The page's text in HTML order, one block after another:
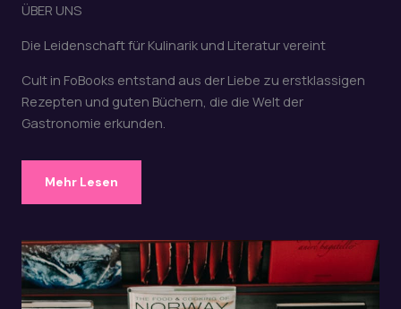
ÜBER UNS
Die Leidenschaft für Kulinarik und Literatur vereint
Cult in FoBooks entstand aus der Liebe zu erstklassigen
Rezepten und guten Büchern, die die Welt der
Gastronomie erkunden.
Mehr Lesen